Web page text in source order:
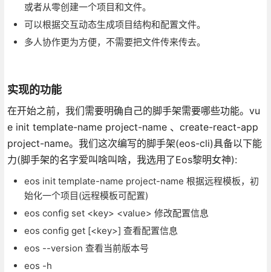
或者从零创建一个项目和文件。
可以根据交互动态生成项目结构和配置文件。
多人协作更为方便，不需要把文件传来传去。
实现的功能
在开始之前，我们需要明确自己的脚手架需要哪些功能。vu
e init template-name project-name 、create-react-app
project-name。我们这次编写的脚手架(eos-cli)具备以下能
力(脚手架的名字爱叫啥叫啥，我选用了Eos黎明女神):
eos init template-name project-name 根据远程模板，初
始化一个项目(远程模板可配置)
eos config set <key> <value> 修改配置信息
eos config get [<key>] 查看配置信息
eos --version 查看当前版本号
eos -h